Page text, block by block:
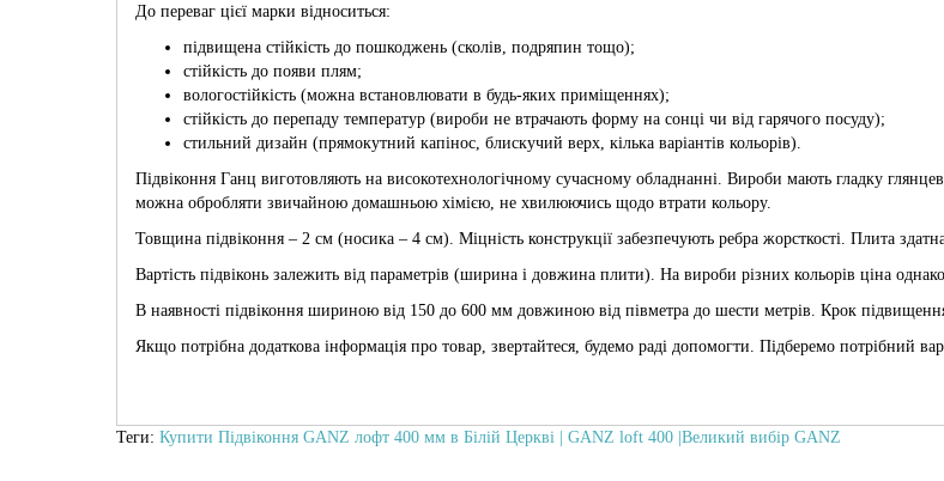
До переваг цієї марки відноситься:
підвищена стійкість до пошкоджень (сколів, подряпин тощо);
стійкість до появи плям;
вологостійкість (можна встановлювати в будь-яких приміщеннях);
стійкість до перепаду температур (вироби не втрачають форму на сонці чи від гарячого посуду);
стильний дизайн (прямокутний капінос, блискучий верх, кілька варіантів кольорів).
Підвіконня Ганц виготовляють на високотехнологічному сучасному обладнанні. Вироби мають гладку
можна обробляти звичайною домашньою хімією, не хвилюючись щодо втрати кольору.
Товщина підвіконня – 2 см (носика – 4 см). Міцність конструкції забезпечують ребра жорсткості. Плита
Вартість підвіконь залежить від параметрів (ширина і довжина плити). На вироби різних кольорів ціна
В наявності підвіконня шириною від 150 до 600 мм довжиною від півметра до шести метрів. Крок
Якщо потрібна додаткова інформація про товар, звертайтеся, будемо раді допомогти. Підберемо потрібний
Теги: Купити Підвіконня GANZ лофт 400 мм в Білій Церкві | GANZ loft 400 |Великий вибір GANZ